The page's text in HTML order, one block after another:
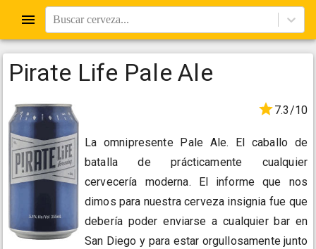
Buscar cerveza...
Pirate Life Pale Ale
7.3/10
La omnipresente Pale Ale. El caballo de
batalla de prácticamente cualquier
cervecería moderna. El informe que nos
dimos para nuestra cerveza insignia fue que
debería poder enviarse a cualquier bar en
San Diego y para estar orgullosamente junto